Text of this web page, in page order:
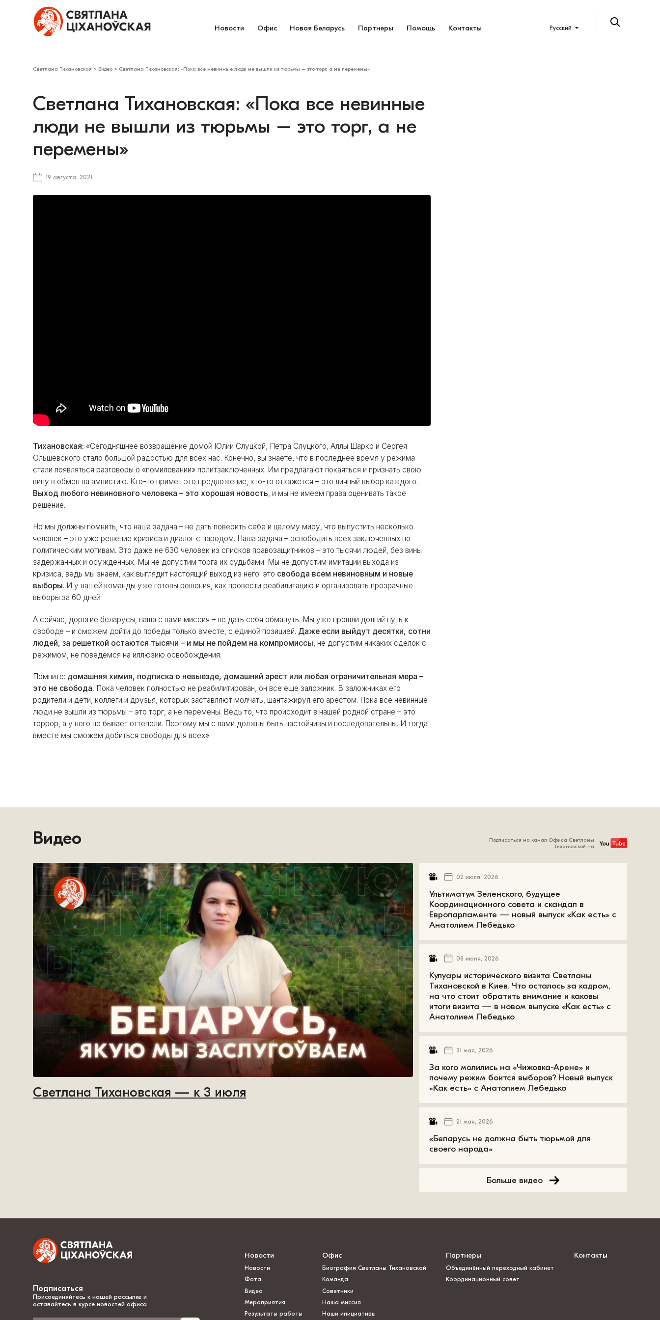
Новости Офис Новая Беларусь Партнеры Помощь Контакты Русский
Светлана Тихановская > Видео > Светлана Тихановская: «Пока все невинные люди не вышли из тюрьмы – это торг, а не перемены»
Светлана Тихановская: «Пока все невинные
люди не вышли из тюрьмы – это торг, а не
перемены»
19 августа, 2021
Тихановская: «Сегодняшнее возвращение домой Юлии Слуцкой, Петра Слуцкого, Аллы Шарко и Сергея
Ольшевского стало большой радостью для всех нас. Конечно, вы знаете, что в последнее время у режима
стали появляться разговоры о «помиловании» политзаключенных. Им предлагают покаяться и признать свою
вину в обмен на амнистию. Кто-то примет это предложение, кто-то откажется – это личный выбор каждого.
Выход любого невиновного человека – это хорошая новость, и мы не имеем права оценивать такое
решение.
Но мы должны помнить, что наша задача – не дать поверить себе и целому миру, что выпустить несколько
человек – это уже решение кризиса и диалог с народом. Наша задача – освободить всех заключенных по
политическим мотивам. Это даже не 630 человек из списков правозащитников – это тысячи людей, без вины
задержанных и осужденных. Мы не допустим торга их судьбами. Мы не допустим имитации выхода из
кризиса, ведь мы знаем, как выглядит настоящий выход из него: это свобода всем невиновным и новые
выборы. И у нашей команды уже готовы решения, как провести реабилитацию и организовать прозрачные
выборы за 60 дней.
А сейчас, дорогие беларусы, наша с вами миссия – не дать себя обмануть. Мы уже прошли долгий путь к
свободе – и сможем дойти до победы только вместе, с единой позицией. Даже если выйдут десятки, сотни
людей, за решеткой остаются тысячи – и мы не пойдем на компромиссы , не допустим никаких сделок с
режимом, не поведемся на иллюзию освобождения.
Помните: домашняя химия, подписка о невыезде, домашний арест или любая ограничительная мера –
это не свобода. Пока человек полностью не реабилитирован, он все еще заложник. В заложниках его
родители и дети, коллеги и друзья, которых заставляют молчать, шантажируя его арестом. Пока все невинные
люди не вышли из тюрьмы – это торг, а не перемены. Ведь то, что происходит в нашей родной стране – это
террор, а у него не бывает оттепели. Поэтому мы с вами должны быть настойчивы и последовательны. И тогда
вместе мы сможем добиться свободы для всех».
Видео
Подписаться на канал Офиса Светланы
Тихановской на
Светлана Тихановская — к 3 июля
02 июля, 2026
Ультиматум Зеленского, будущее
Координационного совета и скандал в
Европарламенте — новый выпуск «Как есть» с
Анатолием Лебедько
08 июня, 2026
Кулуары исторического визита Светланы
Тихановской в Киев. Что осталось за кадром,
на что стоит обратить внимание и каковы
итоги визита — в новом выпуске «Как есть» с
Анатолием Лебедько
31 мая, 2026
За кого молились на «Чижовка-Арене» и
почему режим боится выборов? Новый выпуск
«Как есть» с Анатолием Лебедько
21 мая, 2026
«Беларусь не должна быть тюрьмой для
своего народа»
Больше видео
Подписаться
Присоединяйтесь к нашей рассылке и
оставайтесь в курсе новостей офиса
Новости
Новости
Фота
Видео
Мероприятия
Результаты работы
Офис
Биография Светланы Тихановской
Команда
Советники
Наша миссия
Наши инициативы
Партнеры
Объединённый переходный кабинет
Координационный совет
Контакты